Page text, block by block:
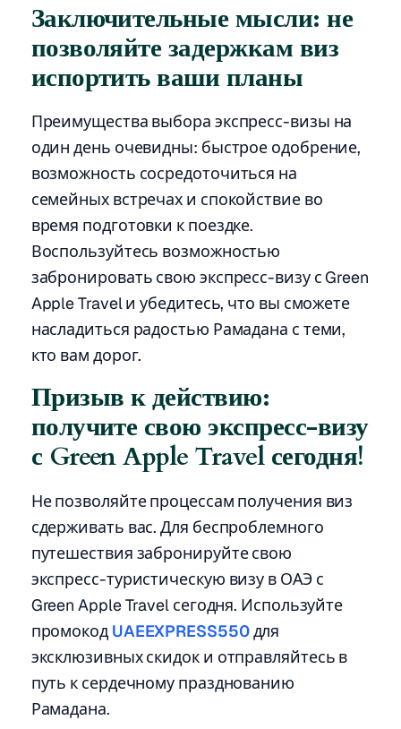
Заключительные мысли: не
позволяйте задержкам виз
испортить ваши планы
Преимущества выбора экспресс-визы на
один день очевидны: быстрое одобрение,
возможность сосредоточиться на
семейных встречах и спокойствие во
время подготовки к поездке.
Воспользуйтесь возможностью
забронировать свою экспресс-визу с Green
Apple Travel и убедитесь, что вы сможете
насладиться радостью Рамадана с теми,
кто вам дорог.
Призыв к действию:
получите свою экспресс-визу
с Green Apple Travel сегодня!
Не позволяйте процессам получения виз
сдерживать вас. Для беспроблемного
путешествия забронируйте свою
экспресс-туристическую визу в ОАЭ с
Green Apple Travel сегодня. Используйте
промокод UAEEXPRESS550для
эксклюзивных скидок и отправляйтесь в
путь к сердечному празднованию
Рамадана.